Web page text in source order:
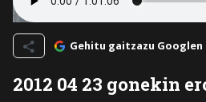
Gehitu gaitzazu Googlen
2012 04 23 gonekin